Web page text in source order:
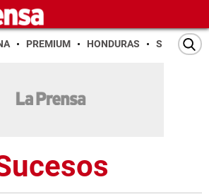
PREMIUM HONDURAS SAN PEDRO